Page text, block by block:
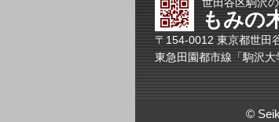
もみの
〒154-0012 東京都世田
東急田園都市線「駒沢
©